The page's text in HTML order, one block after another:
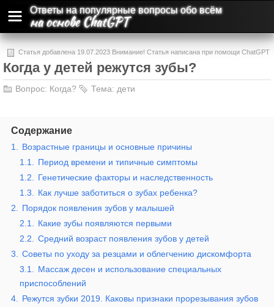
Ответы на популярные вопросы обо всём
на основе ChatGPT
Статья добавлена 19.07.2023 Внимание! Статья написана при помощи ChatGPT
и может содержать ошибки и неточности.
Когда у детей режутся зубы?
Вопрос: Когда? Тема: дети
Содержание
1.
Возрастные границы и основные причины
1.1.
Период времени и типичные симптомы
1.2.
Генетические факторы и наследственность
1.3.
Как лучше заботиться о зубах ребенка?
2.
Порядок появления зубов у малышей
2.1.
Какие зубы появляются первыми
2.2.
Средний возраст появления зубов у детей
3.
Советы по уходу за резцами и облегчению дискомфорта
3.1.
Массаж десен и использование специальных
приспособлений
4.
Режутся зубки 2019. Каковы признаки прорезывания зубов